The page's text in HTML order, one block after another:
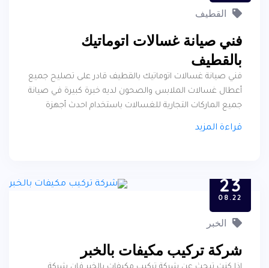
القطيف
فني صيانة غسالات اتوماتيك
بالقطيف
فني صيانة غسالات اتوماتيك بالقطيف قادر على تصليح جميع
أعطال غسالات الملابس والصحون لديه خبرة كبيرة في صيانة
جميع الماركات التجارية للغسالات باستخدام احدث أجهزة
فني الصيانة وتوضيح مهامه .
قراءة المزيد
23
08.22
الخبر
شركة تركيب مكيفات بالخبر